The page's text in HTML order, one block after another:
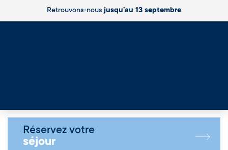
Retrouvons-nousjusqu’au 13 septembre
Réservez votre
séjour